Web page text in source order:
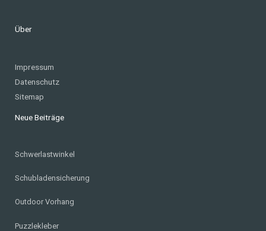
Über
Impressum
Datenschutz
Sitemap
Neue Beiträge
Schwerlastwinkel
Schubladensicherung
Outdoor Vorhang
Puzzlekleber